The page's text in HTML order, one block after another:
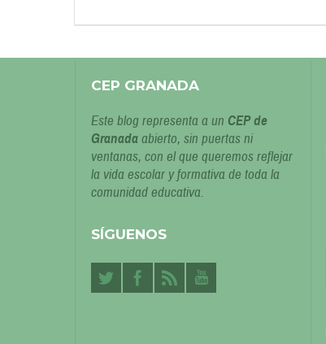
CEP GRANADA
Este blog representa a un CEP de
Granadaabierto, sin puertas ni
ventanas, con el que queremos reflejar
la vida escolar y formativa de toda la
comunidad educativa.
SÍGUENOS